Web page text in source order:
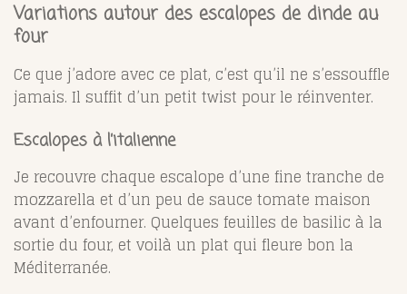
Variations autour des escalopes de dinde au
four
Ce que j’adore avec ce plat, c’est qu’il ne s’essouffle
jamais. Il suffit d’un petit twist pour le réinventer.
Escalopes à l’italienne
Je recouvre chaque escalope d’une fine tranche de
mozzarella et d’un peu de sauce tomate maison
avant d’enfourner. Quelques feuilles de basilic à la
sortie du four, et voilà un plat qui fleure bon la
Méditerranée.